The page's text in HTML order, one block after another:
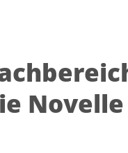
Novelle